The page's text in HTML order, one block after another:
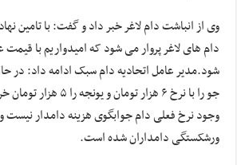
وی از انباشت دام لاغر خبر داد و گفت: با تامین
دام های لاغر پروار می شود که امیدواریم با قیمت
شود.مدیر عامل اتحادیه دام سبک ادامه داد: در
جو را با نرخ ۶ هزار
وجود نرخ فعلی دام جوابگوی هزینه دامدار
ورشکستگی دامداران شده است.